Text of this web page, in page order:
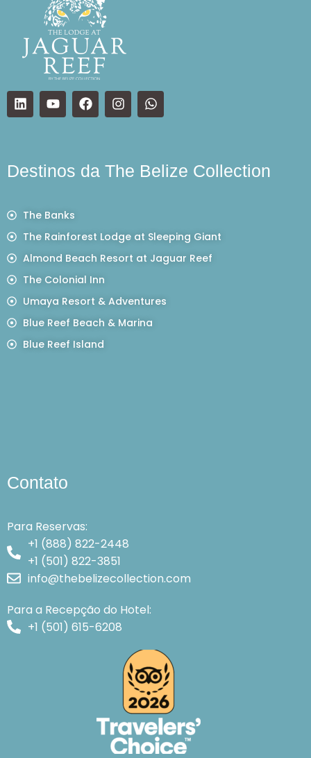
Destinos da The Belize Collection
The Banks
The Rainforest Lodge at Sleeping Giant
Almond Beach Resort at Jaguar Reef
The Colonial Inn
Umaya Resort & Adventures
Blue Reef Beach & Marina
Blue Reef Island
Contato
Para Reservas:
+1 (888) 822-2448
+1 (501) 822-3851
info@thebelizecollection.com
Para a Recepção do Hotel:
+1 (501) 615-6208